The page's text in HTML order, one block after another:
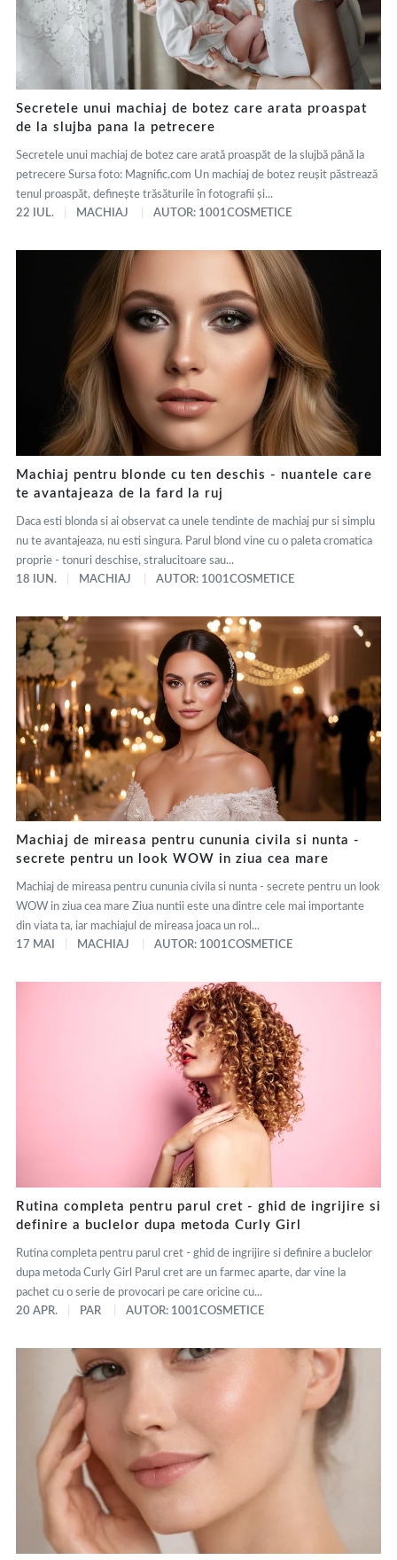
Secretele unui machiaj de botez care arata proaspat
de la slujba pana la petrecere
Secretele unui machiaj de botez care arată proaspăt de la slujbă până la
petrecere Sursa foto: Magnific.com Un machiaj de botez reușit păstrează
tenul proaspăt, definește trăsăturile în fotografii și...
22 IUL.
MACHIAJ AUTOR: 1001COSMETICE
Machiaj pentru blonde cu ten deschis - nuantele care
te avantajeaza de la fard la ruj
Daca esti blonda si ai observat ca unele tendinte de machiaj pur si simplu
nu te avantajeaza, nu esti singura. Parul blond vine cu o paleta cromatica
proprie - tonuri deschise, stralucitoare sau...
18 IUN.
MACHIAJ AUTOR: 1001COSMETICE
Machiaj de mireasa pentru cununia civila si nunta -
secrete pentru un look WOW in ziua cea mare
Machiaj de mireasa pentru cununia civila si nunta - secrete pentru un look
WOW in ziua cea mare Ziua nuntii este una dintre cele mai importante
din viata ta, iar machiajul de mireasa joaca un rol...
17 MAI
MACHIAJ AUTOR: 1001COSMETICE
Rutina completa pentru parul cret - ghid de ingrijire si
definire a buclelor dupa metoda Curly Girl
Rutina completa pentru parul cret - ghid de ingrijire si definire a buclelor
dupa metoda Curly Girl Parul cret are un farmec aparte, dar vine la
pachet cu o serie de provocari pe care oricine cu...
20 APR.
PAR AUTOR: 1001COSMETICE